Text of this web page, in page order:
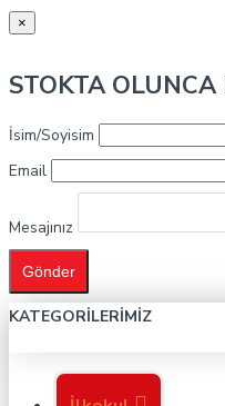
×
STOKTA
İsim/Soyisim
Email
Mesajınız
Gönder
KATEGORILERIMIZ